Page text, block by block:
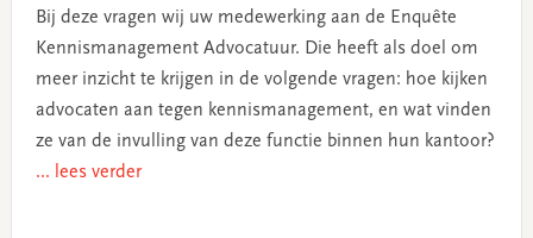
Bij deze vragen wij uw medewerking aan de Enquête
Kennismanagement Advocatuur. Die heeft als doel om
meer inzicht te krijgen in de volgende vragen: hoe kijken
advocaten aan tegen kennismanagement, en wat vinden
ze van de invulling van deze functie binnen hun kantoor?
... lees verder